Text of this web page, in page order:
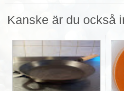
Kanske är du också